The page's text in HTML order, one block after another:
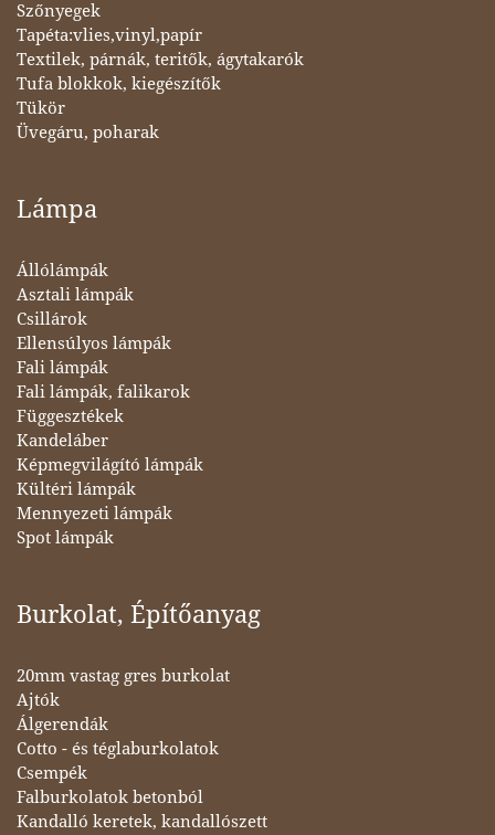
Szőnyegek
Tapéta:vlies,vinyl,papír
Textilek, párnák, teritők, ágytakarók
Tufa blokkok, kiegészítők
Tükör
Üvegáru, poharak
Lámpa
Állólámpák
Asztali lámpák
Csillárok
Ellensúlyos lámpák
Fali lámpák
Fali lámpák, falikarok
Függesztékek
Kandeláber
Képmegvilágító lámpák
Kültéri lámpák
Mennyezeti lámpák
Spot lámpák
Burkolat, Építőanyag
20mm vastag gres burkolat
Ajtók
Álgerendák
Cotto - és téglaburkolatok
Csempék
Falburkolatok betonból
Kandalló keretek, kandallószett